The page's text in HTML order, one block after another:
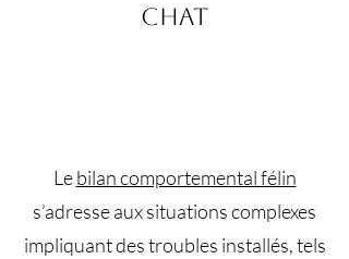
chat
Lebilan comportemental félin
s’adresse aux situations complexes
impliquant des troubles installés, tels